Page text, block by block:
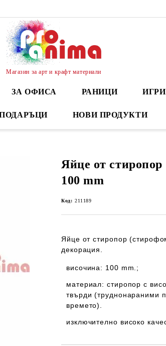
Магазин за арт и крафт материали
ЗА ОФИСА РАНИЦИ
НОВИ ПРОДУКТИ
Яйце от
100 mm
Код: 211189
Яйце от стиропор
декорация.
височина: 100 mm.;
материал: стиропор с
твърди (труднонараними
времето).
изключително високо